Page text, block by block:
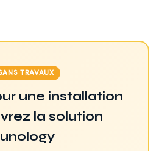
TRAVAUX
une installation
la solution